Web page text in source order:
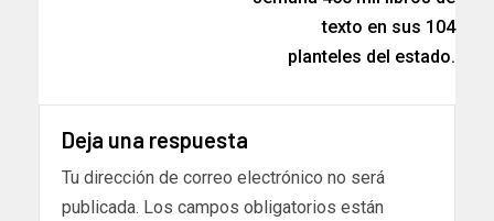
texto en sus 104
planteles del estado.
Deja una respuesta
Tu dirección de correo electrónico no será
publicada. Los campos obligatorios están